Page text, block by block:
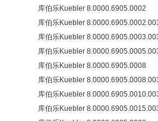
库伯乐Kuebler 8.0000.6905.0002
库伯乐Kuebler
库伯乐Kuebler
库伯乐Kuebler
库伯乐Kuebler 8.0000.6905.0008
库伯乐Kuebler
库伯乐Kuebler
库伯乐Kuebler